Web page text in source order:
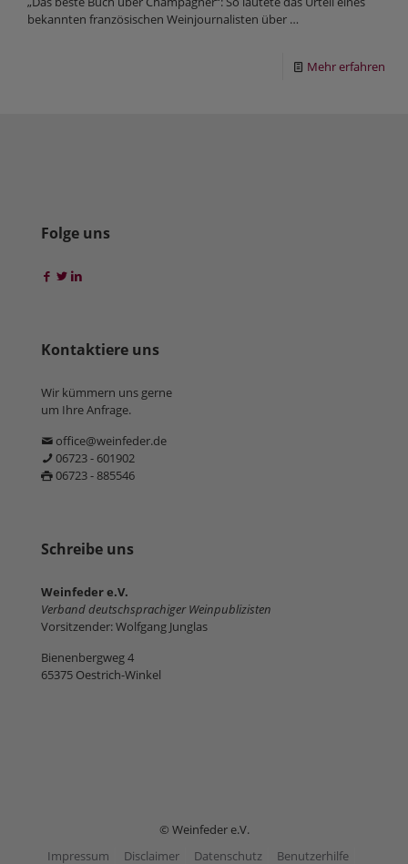
bekannten französischen Weinjournalisten über …
Mehr erfahren
Folge uns
Kontaktiere uns
Wir kümmern uns gerne
um Ihre Anfrage.
office@weinfeder.de
06723 - 601902
06723 - 885546
Schreibe uns
Weinfeder e.V.
Verband deutschsprachiger Weinpublizisten
Vorsitzender: Wolfgang Junglas
Bienenbergweg 4
65375 Oestrich-Winkel
© Weinfeder e.V.
Impressum
Disclaimer Datenschutz Benutzerhilfe